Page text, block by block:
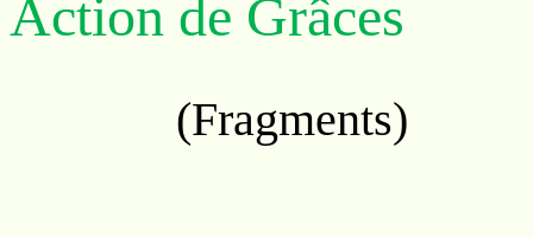
Action de Grâces
(Fragments)